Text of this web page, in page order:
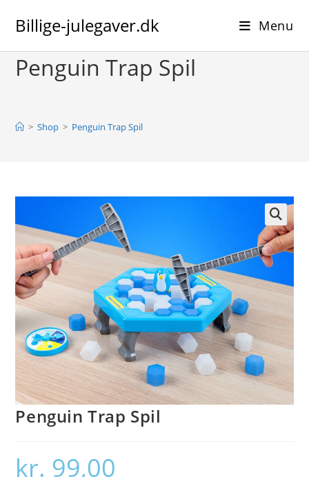
Billige-julegaver.dk Menu
Penguin Trap Spil
> Shop > Penguin Trap Spil
🔍
Penguin Trap Spil
kr. 99,00